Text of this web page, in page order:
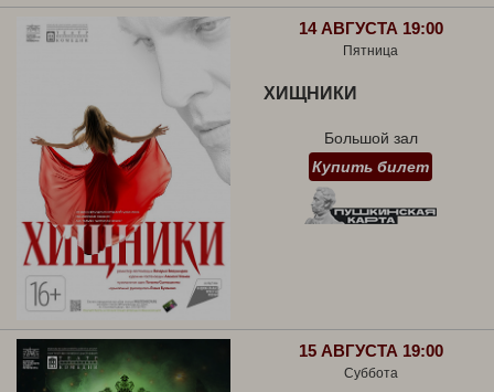
14 АВГУСТА 19:00
Пятница
ХИЩНИКИ
Большой зал
Купить билет
15 АВГУСТА 19:00
Суббота